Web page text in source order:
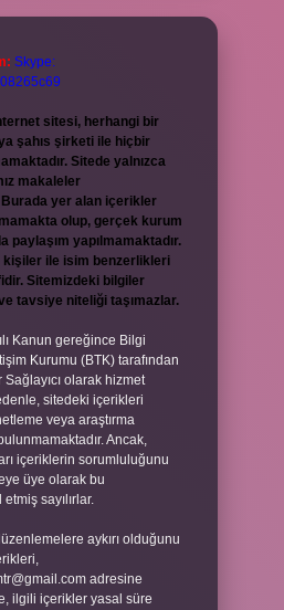
Skype:
sitesi, herhangi bir
şahıs şirketi ile hiçbir
Sitede yalnızca
makaleler
Burada yer alan içerikler
olup, gerçek kurum
paylaşım yapılmamaktadır.
ile isim benzerlikleri
Sitemizdeki bilgiler
tavsiye niteliği taşımazlar.
Kanun gereğince Bilgi
Kurumu (BTK) tarafından
olarak hizmet
sitedeki içerikleri
veya araştırma
Ancak,
içeriklerin sorumluluğunu
üye olarak bu
sayılırlar.
aykırı olduğunu
adresine
ilgili içerikler yasal süre